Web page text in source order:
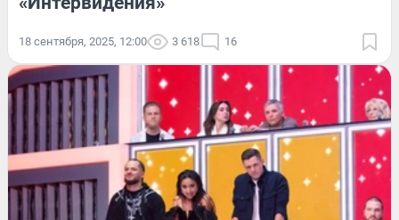
18 сентября, 2025, 12:00 3 618 16